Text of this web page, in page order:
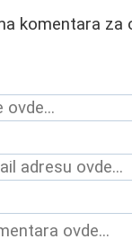
komentara za